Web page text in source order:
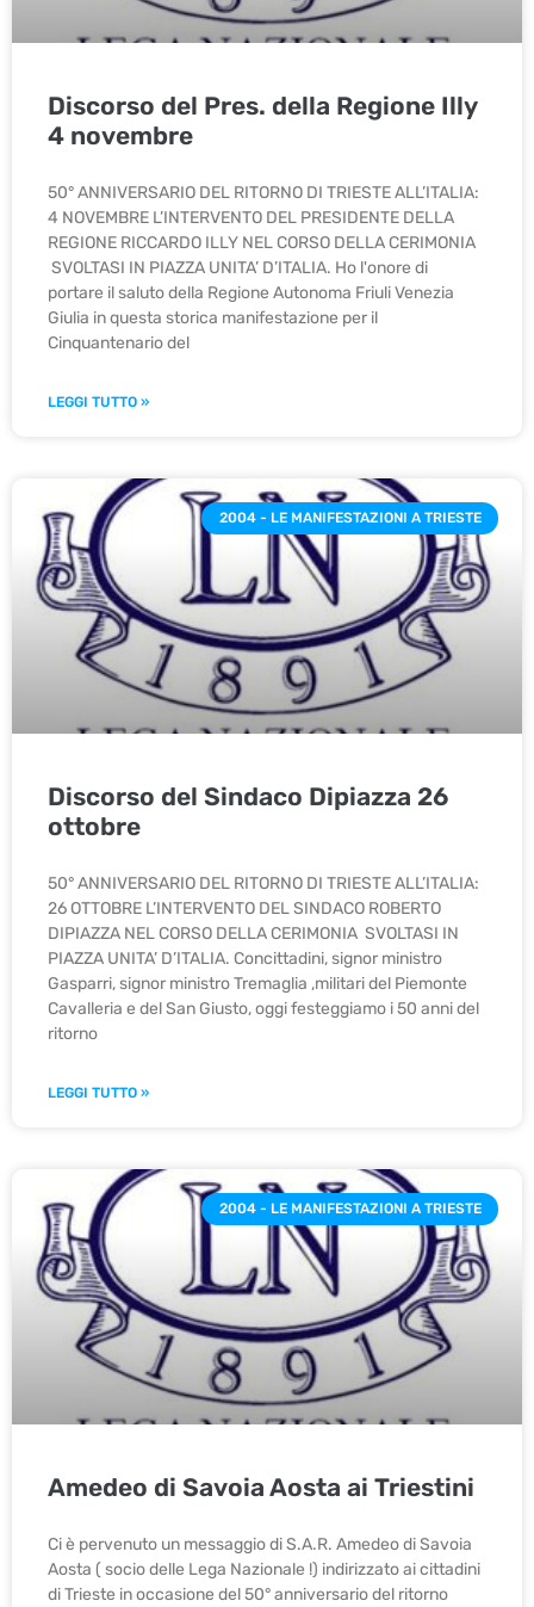
Discorso del Pres. della Regione Illy
4 novembre
50° ANNIVERSARIO DEL RITORNO DI TRIESTE ALL’ITALIA:
4 NOVEMBRE L’INTERVENTO DEL PRESIDENTE DELLA
REGIONE RICCARDO ILLY NEL CORSO DELLA CERIMONIA
SVOLTASI IN PIAZZA UNITA’ D’ITALIA. Ho l'onore di
portare il saluto della Regione Autonoma Friuli Venezia
Giulia in questa storica manifestazione per il
Cinquantenario del
LEGGI TUTTO »
2004 - LE MANIFESTAZIONI A TRIESTE
Discorso del Sindaco Dipiazza 26
ottobre
50° ANNIVERSARIO DEL RITORNO DI TRIESTE ALL’ITALIA:
26 OTTOBRE L’INTERVENTO DEL SINDACO ROBERTO
DIPIAZZA NEL CORSO DELLA CERIMONIA SVOLTASI IN
PIAZZA UNITA’ D’ITALIA. Concittadini, signor ministro
Gasparri, signor ministro Tremaglia ,militari del Piemonte
Cavalleria e del San Giusto, oggi festeggiamo i 50 anni del
ritorno
LEGGI TUTTO »
2004 - LE MANIFESTAZIONI A TRIESTE
Amedeo di Savoia Aosta ai Triestini
Ci è pervenuto un messaggio di S.A.R. Amedeo di Savoia
Aosta ( socio delle Lega Nazionale !) indirizzato ai cittadini
di Trieste in occasione del 50° anniversario del ritorno